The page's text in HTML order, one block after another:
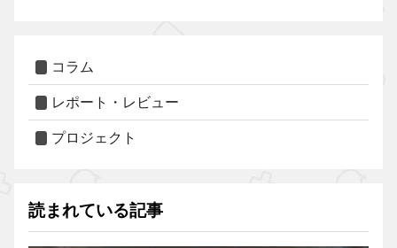
コラム
レポート・レビュー
プロジェクト
読まれている記事